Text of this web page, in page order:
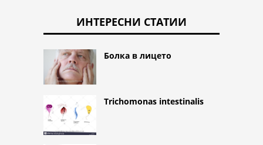
ИНТЕРЕСНИ СТАТИИ
Болка в лицето
Trichomonas intestinalis